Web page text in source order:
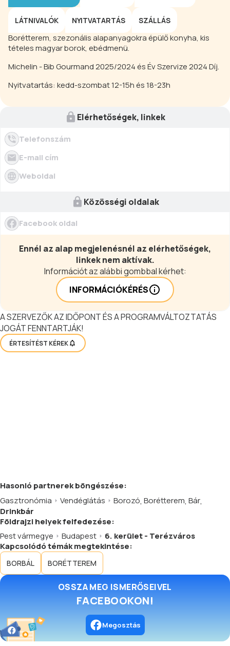
LÁTNIVALÓK NYITVATARTÁS SZÁLLÁS
Borétterem, szezonális alapanyagokra épülő konyha, kis
tételes magyar borok, ebédmenü.
Michelin - Bib Gourmand 2025/2024 és Év Szervize 2024 Díj.
Nyitvatartás: kedd-szombat 12-15h és 18-23h
Elérhetőségek, linkek
Telefonszám
E-mail cím
Weboldal
Közösségi oldalak
Facebook oldal
Ennél az alap megjelenésnél az elérhetőségek,
linkek nem aktívak.
Információt az alábbi gombbal kérhet:
INFORMÁCIÓKÉRÉS
A SZERVEZŐK AZ IDŐPONT ÉS A PROGRAMVÁLTOZTATÁS
JOGÁT FENNTARTJÁK!
ÉRTESÍTÉST KÉREK
Hasonló partnerekböngészése:
Gasztronómia
Vendéglátás Borozó, Borétterem, Bár,
Drinkbár
Földrajzi helyek felfedezése:
Pest vármegye
Budapest
6. kerület - Terézváros
Kapcsolódó témák megtekintése:
BORBÁL BORÉTTEREM
OSSZA MEG ISMERŐSEIVEL
FACEBOOKON!
Megosztás